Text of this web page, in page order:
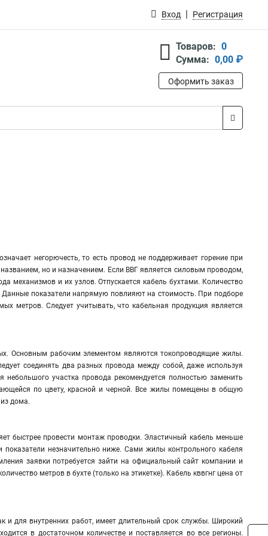
Вход Регистрация
Товаров: 0
Сумма: 0,00 ₽
Оформить заказ
негорючесть, то есть провод не поддерживает горение при
но и назначением. Если ВВГ является силовым проводом,
механизмов и их узлов. Отпускается кабель бухтами. Количество
Данные показатели напрямую повлияют на стоимость. При подборе
метров. Следует учитывать, что кабельная продукция является
Основным рабочим элементом являются токопроводящие жилы.
соединять два разных провода между собой, даже используя
участка провода рекомендуется полностью заменить
по цвету, красной и черной. Все жилы помещены в общую
дома.
быстрее провести монтаж проводки. Эластичный кабель меньше
незначительно ниже. Сами жилы контрольного кабеля
заявки потребуется зайти на официальный сайт компании и
метров в бухте (только на этикетке). Кабель кввгнг цена от
и для внутренних работ, имеет длительный срок службы. Широкий
в достаточном количестве и поставляется во все регионы.